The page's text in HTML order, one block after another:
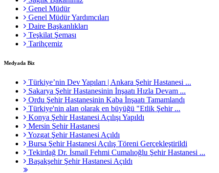
Genel Müdür
Genel Müdür Yardımcıları
Daire Başkanlıkları
Teşkilat Şeması
Tarihçemiz
Medyada Biz
Türkiye’nin Dev Yapıları | Ankara Şehir Hastanesi ...
Sakarya Şehir Hastanesinin İnşaatı Hızla Devam ...
Ordu Şehir Hastanesinin Kaba İnşaatı Tamamlandı
Türkiye'nin alan olarak en büyüğü "Etlik Şehir ...
Konya Şehir Hastanesi Açılışı Yapıldı
Mersin Şehir Hastanesi
Yozgat Şehir Hastanesi Açıldı
Bursa Şehir Hastanesi Açılış Töreni Gerçekleştirildi
Tekirdağ Dr. İsmail Fehmi Cumalıoğlu Şehir Hastanesi ...
Başakşehir Şehir Hastanesi Açıldı